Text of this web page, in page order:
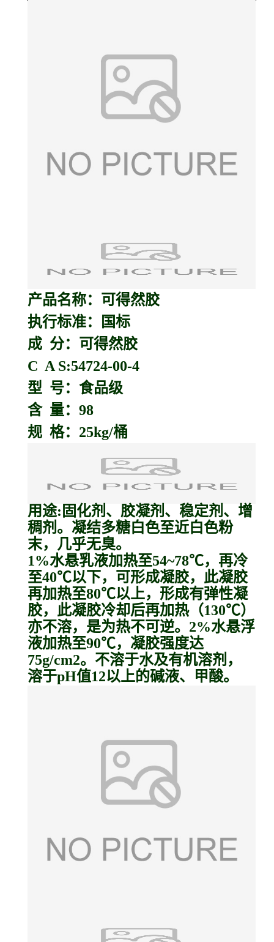
产品名称： 可得然胶
执行标准：国标
成 分：可得然胶
C A S:54724-00-4
型 号：食品级
含 量：98
规 格：25kg/桶
用途:固化剂、胶凝剂、稳定剂、增
稠剂。凝结多糖白色至近白色粉
末，几乎无臭。
1%水悬乳液加热至54~78℃，再冷
至40℃以下，可形成凝胶，此凝胶
再加热至80℃以上，形成有弹性凝
胶，此凝胶冷却后再加热（130℃）
亦不溶，是为热不可逆。2%水悬浮
液加热至90℃，凝胶强度达
75g/cm2。不溶于水及有机溶剂，
溶于pH值12以上的碱液、甲酸。